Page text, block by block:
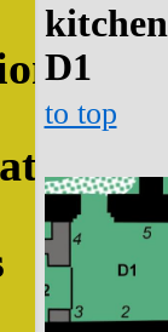
kitchen
D1
to top